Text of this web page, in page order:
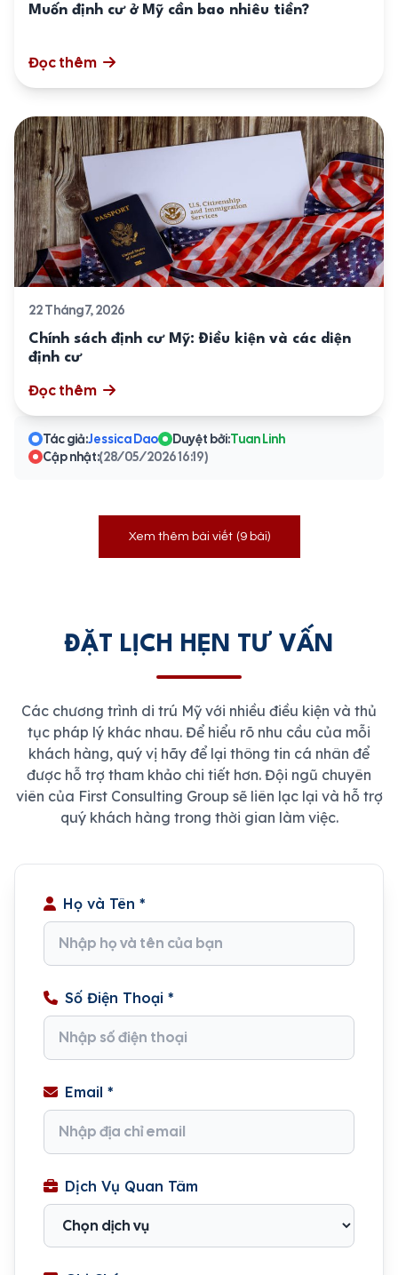
Muốn định cư ở Mỹ cần bao nhiêu tiền?
Đọc thêm
22 Tháng 7, 2026
Chính sách định cư Mỹ: Điều kiện và các diện
định cư
Đọc thêm
Tác giả:Jessica Dao Duyệt bởi:Tuan Linh
Cập nhật:(28/05/2026 16:19)
Xem thêm bài viết (9 bài)
ĐẶT LỊCH HẸN TƯ VẤN
Các chương trình di trú Mỹ với nhiều điều kiện và thủ
tục pháp lý khác nhau. Để hiểu rõ nhu cầu của mỗi
khách hàng, quý vị hãy để lại thông tin cá nhân để
được hỗ trợ tham khảo chi tiết hơn. Đội ngũ chuyên
viên của First Consulting Group sẽ liên lạc lại và hỗ trợ
quý khách hàng trong thời gian làm việc.
Họ và Tên *
Số Điện Thoại *
Email *
Dịch Vụ Quan Tâm